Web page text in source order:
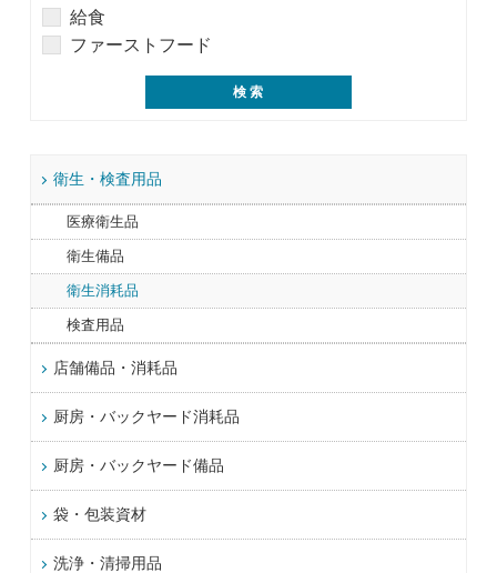
給食
ファーストフード
衛生・検査用品
医療衛生品
衛生備品
衛生消耗品
検査用品
店舗備品・消耗品
厨房・バックヤード消耗品
厨房・バックヤード備品
袋・包装資材
洗浄・清掃用品